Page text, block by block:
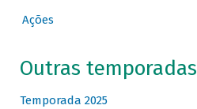
Ações
Outras temporadas
Temporada 2025